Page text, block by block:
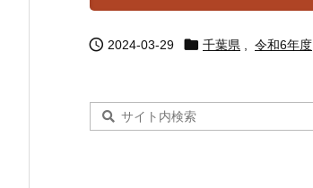
 2024-03-29  千葉県 , 令和6年度